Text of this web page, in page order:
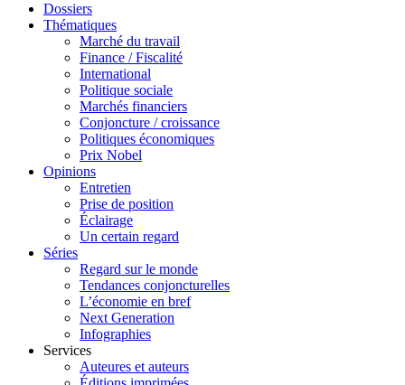
Dossiers
Thématiques
Marché du travail
Finance / Fiscalité
International
Politique sociale
Marchés financiers
Conjoncture / croissance
Politiques économiques
Prix Nobel
Opinions
Entretien
Prise de position
Éclairage
Un certain regard
Séries
Regard sur le monde
Tendances conjoncturelles
L’économie en bref
Next Generation
Infographies
Services
Auteures et auteurs